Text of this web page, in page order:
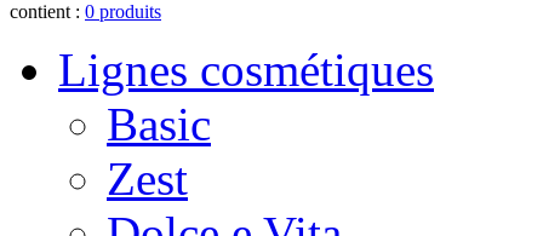
contient : 0 produits
Lignes cosmétiques
Basic
Zest